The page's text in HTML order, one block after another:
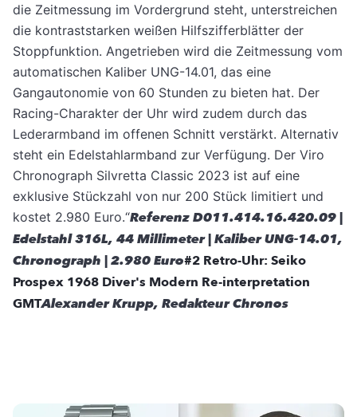
die Zeitmessung im Vordergrund steht, unterstreichen
die kontraststarken weißen Hilfszifferblätter der
Stoppfunktion. Angetrieben wird die Zeitmessung vom
automatischen Kaliber UNG-14.01, das eine
Gangautonomie von 60 Stunden zu bieten hat. Der
Racing-Charakter der Uhr wird zudem durch das
Lederarmband im offenen Schnitt verstärkt. Alternativ
steht ein Edelstahlarmband zur Verfügung. Der Viro
Chronograph Silvretta Classic 2023 ist auf eine
exklusive Stückzahl von nur 200 Stück limitiert und
kostet 2.980 Euro.“Referenz D011.414.16.420.09 |
Edelstahl 316L, 44 Millimeter | Kaliber UNG-14.01,
Chronograph | 2.980 Euro#2 Retro-Uhr: Seiko
Prospex 1968 Diver's Modern Re-interpretation
GMTAlexander Krupp, Redakteur Chronos